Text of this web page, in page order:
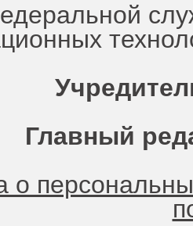
Главный
о